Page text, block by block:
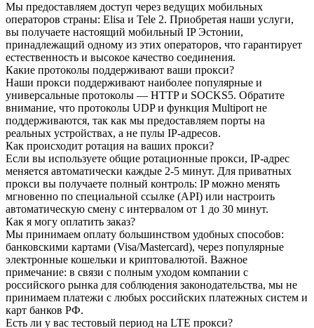
Мы предоставляем доступ через ведущих мобильных
операторов страны: Elisa и Tele 2. Приобретая наши услуги,
вы получаете настоящий мобильный IP Эстонии,
принадлежащий одному из этих операторов, что гарантирует
естественность и высокое качество соединения.
Какие протоколы поддерживают ваши прокси?
Наши прокси поддерживают наиболее популярные и
универсальные протоколы — HTTP и SOCKS5. Обратите
внимание, что протоколы UDP и функция Multiport не
поддерживаются, так как мы предоставляем порты на
реальных устройствах, а не пулы IP-адресов.
Как происходит ротация на ваших прокси?
Если вы используете общие ротационные прокси, IP-адрес
меняется автоматически каждые 2-5 минут. Для приватных
прокси вы получаете полный контроль: IP можно менять
мгновенно по специальной ссылке (API) или настроить
автоматическую смену с интервалом от 1 до 30 минут.
Как я могу оплатить заказ?
Мы принимаем оплату большинством удобных способов:
банковскими картами (Visa/Mastercard), через популярные
электронные кошельки и криптовалютой. Важное
примечание: в связи с полным уходом компании с
российского рынка для соблюдения законодательства, мы не
принимаем платежи с любых российских платежных систем и
карт банков РФ.
Есть ли у вас тестовый период на LTE прокси?